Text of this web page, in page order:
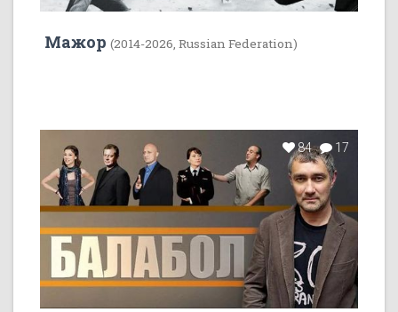
Мажор (2014-2026, Russian Federation)
84 17